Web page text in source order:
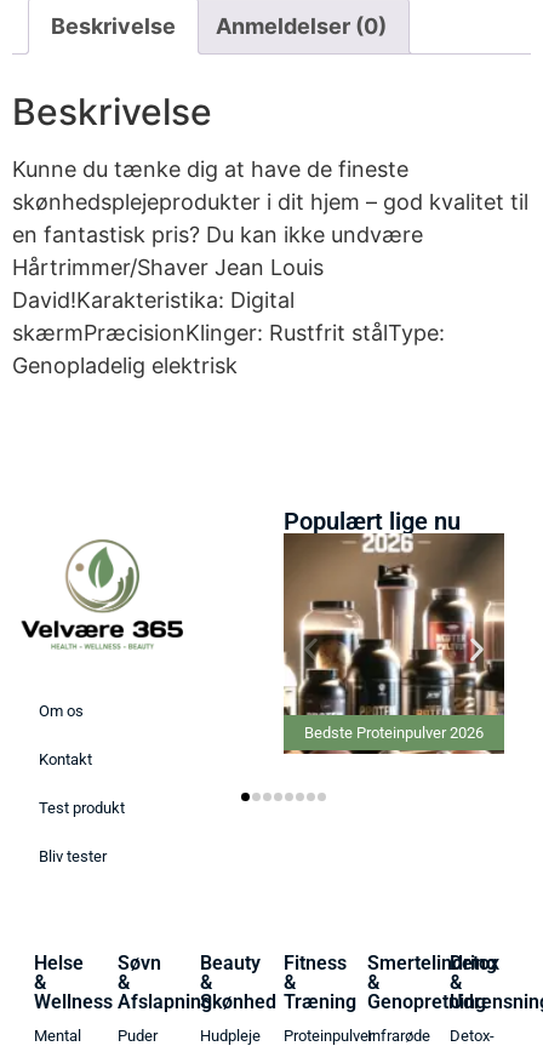
Beskrivelse Anmeldelser (0)
Beskrivelse
Kunne du tænke dig at have de fineste
skønhedsplejeprodukter i dit hjem – god kvalitet til
en fantastisk pris? Du kan ikke undvære
Hårtrimmer/Shaver Jean Louis
David!Karakteristika: Digital
skærmPræcisionKlinger: Rustfrit stålType:
Genopladelig elektrisk
Om os
Kontakt
Test produkt
Bliv tester
Populært lige nu
Bedste Proteinpulver 2026
Helse
&
Wellness
Mental
Søvn
&
Afslapning
Puder
Beauty
&
Skønhed
Hudpleje
Fitness
&
Træning
Proteinpulver
Smertelindring
&
Genopretning
Infrarøde
Detox
&
Detox-